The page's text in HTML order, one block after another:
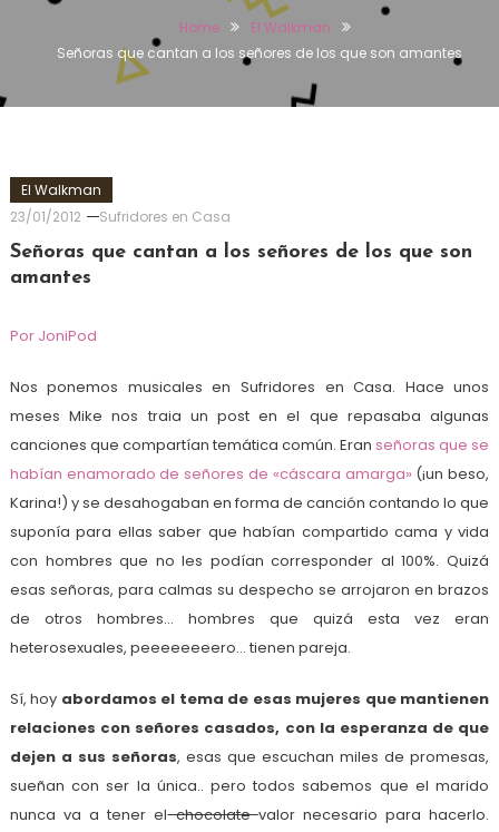
Home
El Walkman
Señoras que cantan a los señores de los que son amantes
El Walkman
23/01/2012
Sufridores en Casa
Señoras que cantan a los señores de los que son
amantes
Por JoniPod
Nos ponemos musicales en Sufridores en Casa. Hace unos
meses Mike nos traia un post en el que repasaba algunas
canciones que compartían temática común. Eranseñoras que se
habían enamorado de señores de «cáscara amarga» (¡un beso,
Karina!) y se desahogaban en forma de canción contando lo que
suponía para ellas saber que habían compartido cama y vida
con hombres que no les podían corresponder al 100%. Quizá
esas señoras, para calmas su despecho se arrojaron en brazos
de otros hombres… hombres que quizá esta vez eran
heterosexuales, peeeeeeeero… tienen pareja.
Sí, hoy abordamos el tema de esas mujeres que mantienen
relaciones con señores casados, con la esperanza de que
dejen a sus señoras, esas que escuchan miles de promesas,
sueñan con ser la única.. pero todos sabemos que el marido
nunca va a tener elchocolatevalor necesario para hacerlo.